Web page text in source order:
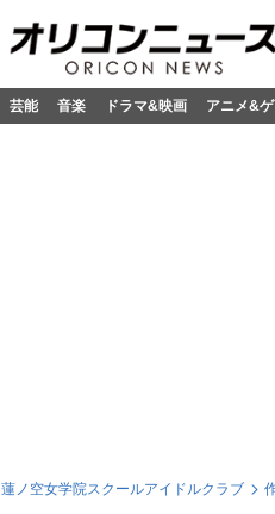
芸能 音楽 ドラマ&映画 アニメ&
蓮ノ空女学院スクールアイドルクラブ